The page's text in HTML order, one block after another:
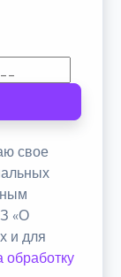
свое
«О
и для
обработку